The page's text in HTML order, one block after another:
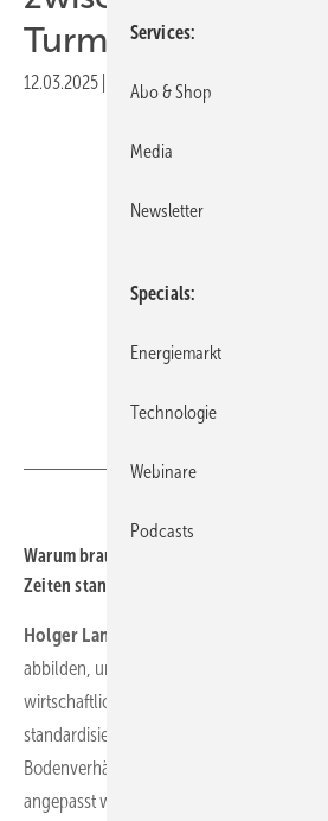
Turmentwicklung“
12.03.2025 Veröffentlicht in
Warum braucht es noch individuelle
Zeiten standardisierter Baukasten-
Holger Lange:
abbilden, und nicht immer ist die Standard-
wirtschaftlichste. Deshalb müssen unter
standardisierte Türme an spezifische
Bodenverhältnisse, Windlasten und
angepasst werden. Zudem steigen die
Services
Abo & Shop
Media
Newsletter
Specials
Energiemarkt
Technologie
Webinare
Podcasts